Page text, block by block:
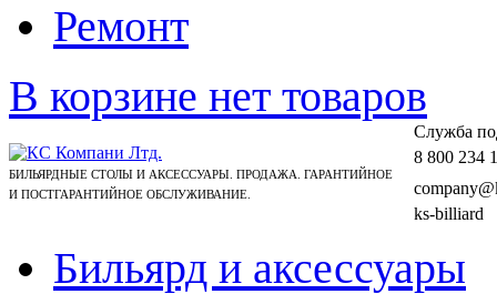
Ремонт
В корзине нет товаров
БИЛЬЯРДНЫЕ СТОЛЫ И АКСЕССУАРЫ. ПРОДАЖА. ГАРАНТИЙНОЕ
И ПОСТГАРАНТИЙНОЕ ОБСЛУЖИВАНИЕ.
Cлужба
8 800 234
ks-billiard
Бильярд и аксессуары